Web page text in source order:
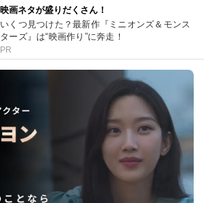
映画ネタが盛りだくさん！
いくつ見つけた？最新作『ミニオンズ＆モンス
ターズ』は“映画作り”に奔走！
PR